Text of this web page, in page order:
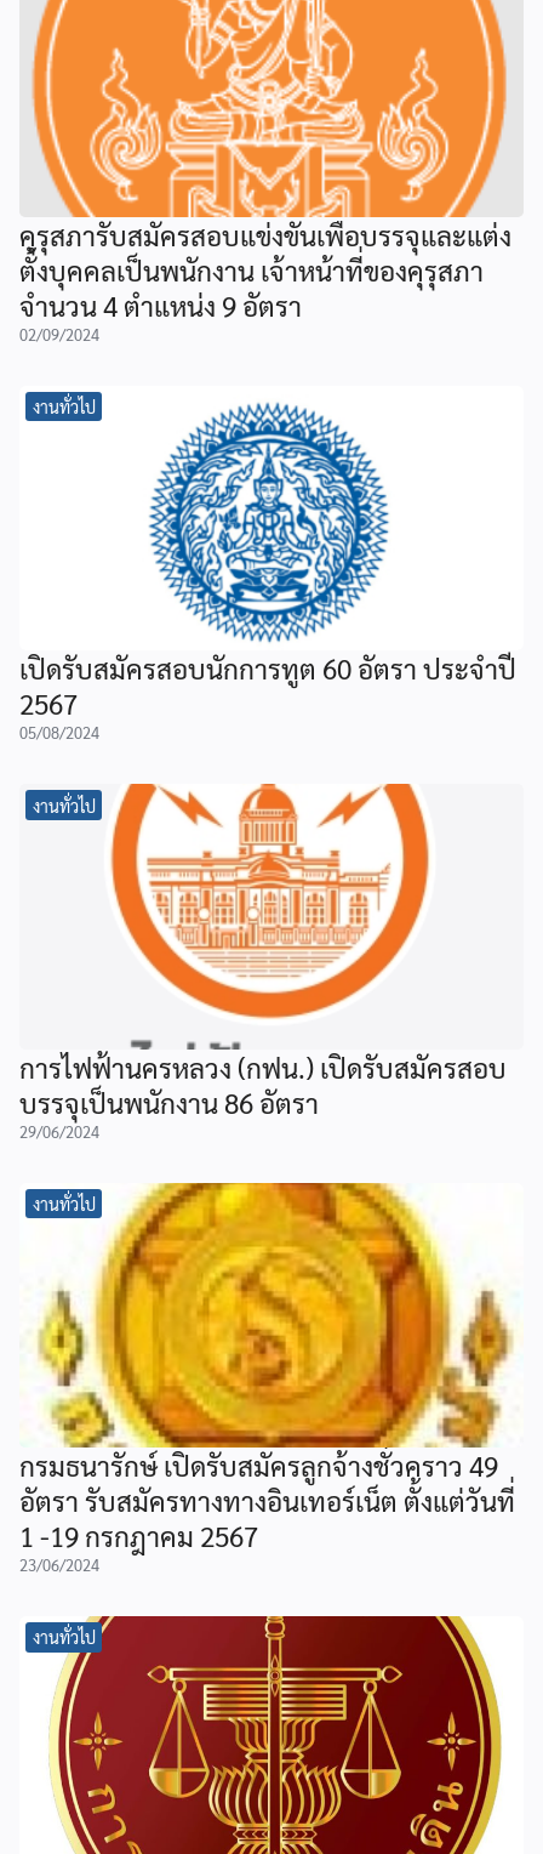
คุรุสภารับสมัครสอบแข่งขันเพื่อบรรจุและแต่ง
ตั้งบุคคลเป็นพนักงาน เจ้าหน้าที่ของคุรุสภา
จำนวน 4 ตำแหน่ง 9 อัตรา
02/09/2024
งานทั่วไป
เปิดรับสมัครสอบนักการทูต 60 อัตรา ประจำปี
2567
05/08/2024
งานทั่วไป
การไฟฟ้านครหลวง (กฟน.) เปิดรับสมัครสอบ
บรรจุเป็นพนักงาน 86 อัตรา
29/06/2024
งานทั่วไป
กรมธนารักษ์ เปิดรับสมัครลูกจ้างชั่วคราว 49
อัตรา รับสมัครทางทางอินเทอร์เน็ต ตั้งแต่วันที่
1 -19 กรกฎาคม 2567
23/06/2024
งานทั่วไป